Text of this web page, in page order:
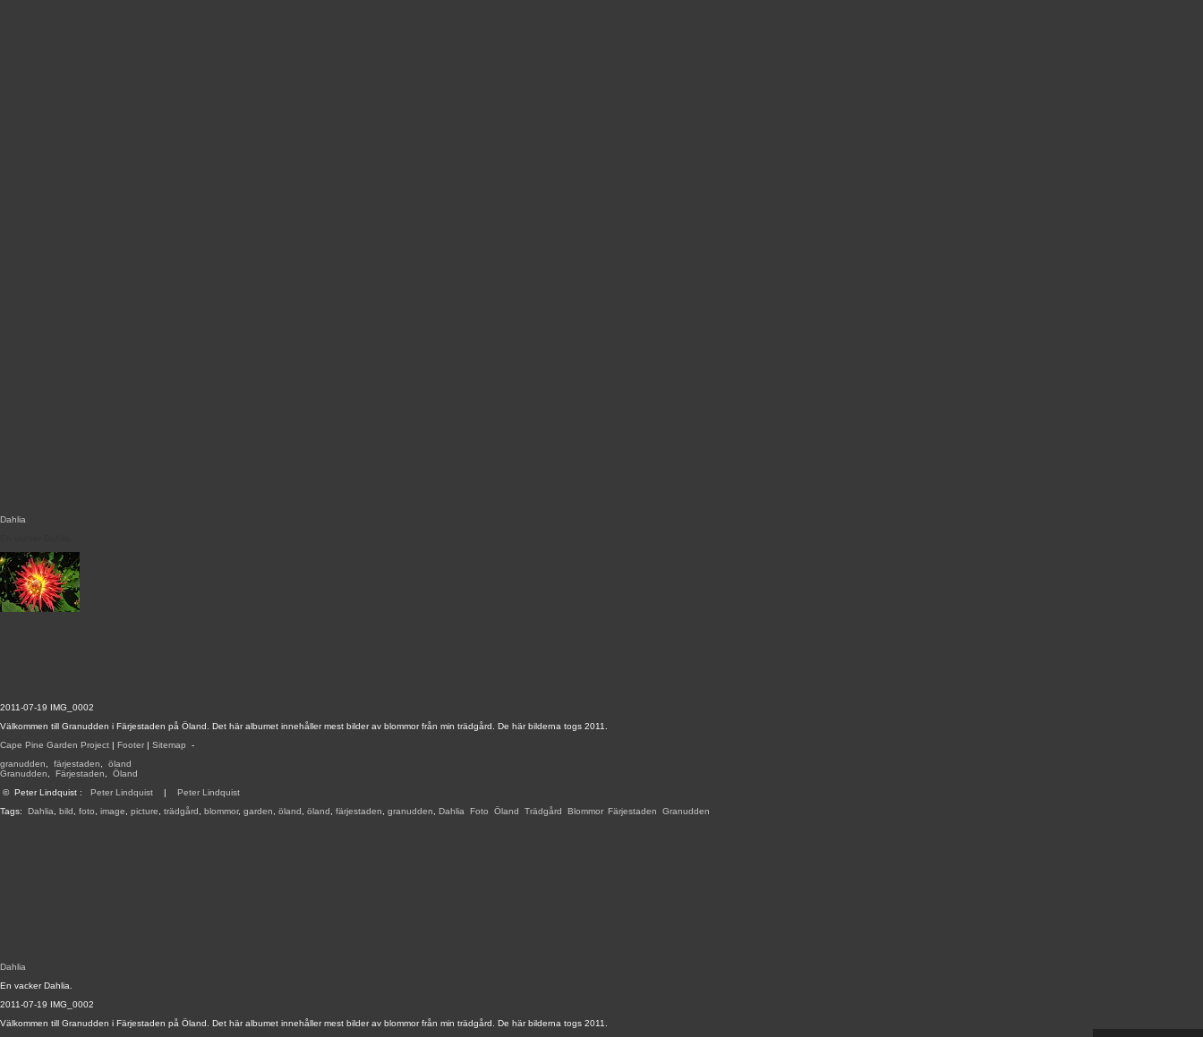
2011-07-19 IMG_0002
Välkommen till Granudden i Färjestaden på Öland. Det här albumet innehåller mest bilder av blommor från min trädgård. De här bilderna togs 2011.
Cape Pine Garden Project | Footer | Sitemap -
granudden
färjestaden
öland
Granudden
Färjestaden
Öland
© Peter Lindquist : Peter Lindquist | Peter Lindquist
Tags: Dahlia bild foto image picture trädgård blommor, garden öland öland färjestaden granudden Dahlia Foto Öland Trädgård Blommor, Färjestaden Granudden
Dahlia
Dahlia
En vacker Dahlia.
2011-07-19 IMG_0002
Välkommen till Granudden i Färjestaden på Öland. Det här albumet innehåller mest bilder av blommor från min trädgård. De här bilderna togs 2011.